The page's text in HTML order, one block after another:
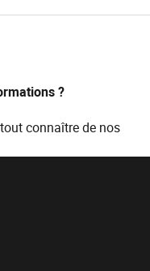
?
connaître de nos